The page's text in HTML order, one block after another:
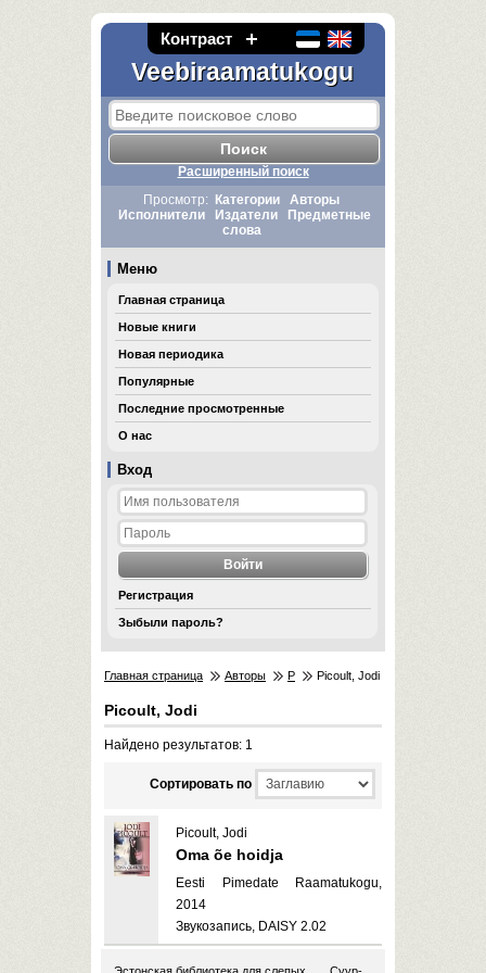
Контраст
Veebiraamatukogu
Вход
Регистрация
Зыбыли пароль?
Расширенный поиск
Просмотр:
Категории
Авторы
Исполнители
Издатели
Предметные
слова
Меню
Главная страница
Новые книги
Новая периодика
Популярные
Последние просмотренные
О нас
Главная страница Авторы P Picoult, Jodi
Picoult, Jodi
Найдено результатов: 1
Cортировать по
Picoult, Jodi
Oma õe hoidja
Eesti Pimedate Raamatukogu,
2014
Звукозапись, DAISY 2.02